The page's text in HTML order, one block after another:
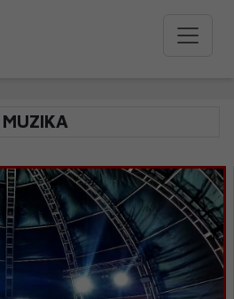
MUZIKA